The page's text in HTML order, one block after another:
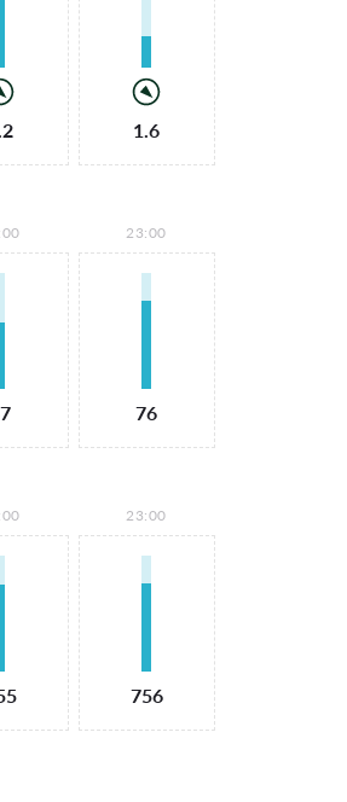
1.6
23:00
76
23:00
756